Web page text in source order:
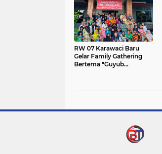
Otentik 2
RW 07 Karawaci Baru
Gelar Family Gathering
Bertema "Guyub